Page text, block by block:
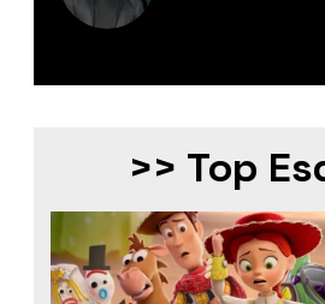
>> Top